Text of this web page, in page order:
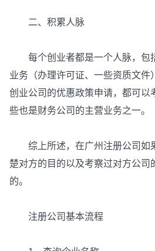
二、积累人脉
每个创业者都是一个人脉，包
业务（办理许可证、一些资质文件
创业公司的优惠政策申请，都可以
些也是财务公司的主营业务之一。
综上所述，在广州注册公司如
楚对方的目的以及考察过对方公司
的。
注册公司基本流程